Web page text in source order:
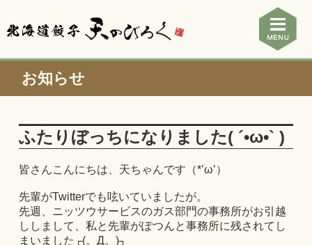
お知らせ
ふたりぼっちになりました( ´•ω•` )
皆さんこんにちは、天ちゃんです（*’ω’）
先輩がTwitterでも呟いていましたが。
先週、ニッツウサービスのガス部門の事務所がお引越
ししまして、私と先輩がぽつんと事務所に残されてし
まいました┌(。Д。)┐